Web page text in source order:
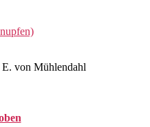
von Mühlendahl